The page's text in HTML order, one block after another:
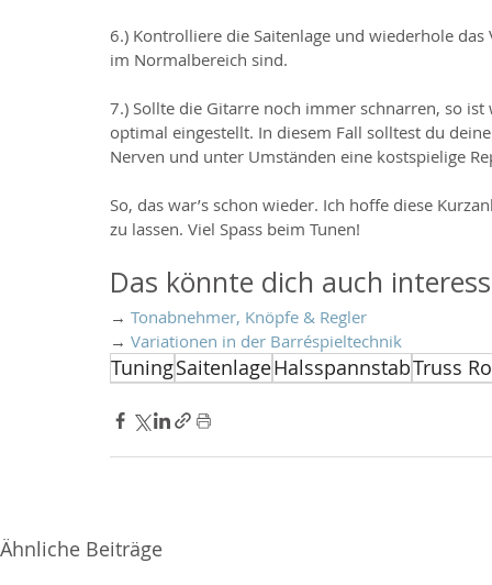
6.) Kontrolliere die Saitenlage und wiederhole
im Normalbereich sind.
7.) Sollte die Gitarre noch immer schnarren, so
optimal eingestellt. In diesem Fall solltest du
Nerven und unter Umständen eine kostspielige
So, das war’s schon wieder. Ich hoffe diese
zu lassen. Viel Spass beim Tunen!
Das könnte dich auch
→ Tonabnehmer, Knöpfe & Regler
→ Variationen in der Barréspieltechnik
TuningSaitenlageHalsspannstabTruss
Ähnliche Beiträge